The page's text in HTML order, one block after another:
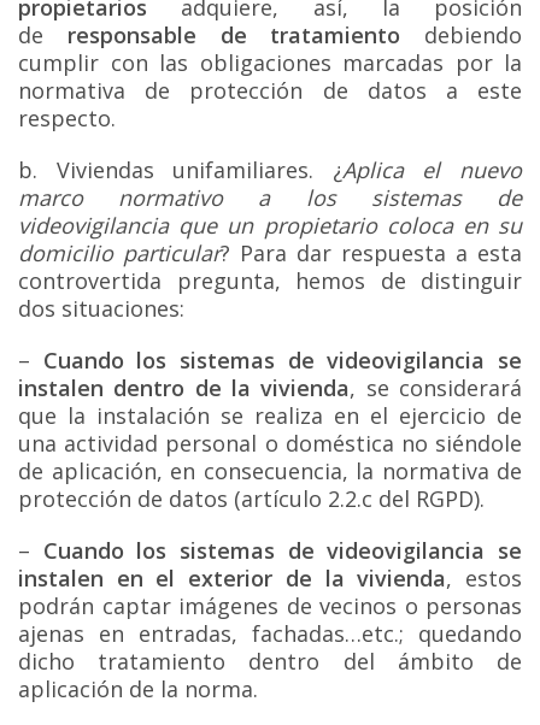
propietarios adquiere, así, la posición
de responsable de tratamiento debiendo
cumplir con las obligaciones marcadas por la
normativa de protección de datos a este
respecto.
b. Viviendas unifamiliares. ¿Aplica el nuevo
marco normativo a los sistemas de
videovigilancia que un propietario coloca en su
domicilio particular? Para dar respuesta a esta
controvertida pregunta, hemos de distinguir
dos situaciones:
– Cuando los sistemas de videovigilancia se
instalen dentro de la vivienda, se considerará
que la instalación se realiza en el ejercicio de
una actividad personal o doméstica no siéndole
de aplicación, en consecuencia, la normativa de
protección de datos (artículo 2.2.c del RGPD).
– Cuando los sistemas de videovigilancia se
instalen en el exterior de la vivienda, estos
podrán captar imágenes de vecinos o personas
ajenas en entradas, fachadas…etc.; quedando
dicho tratamiento dentro del ámbito de
aplicación de la norma.